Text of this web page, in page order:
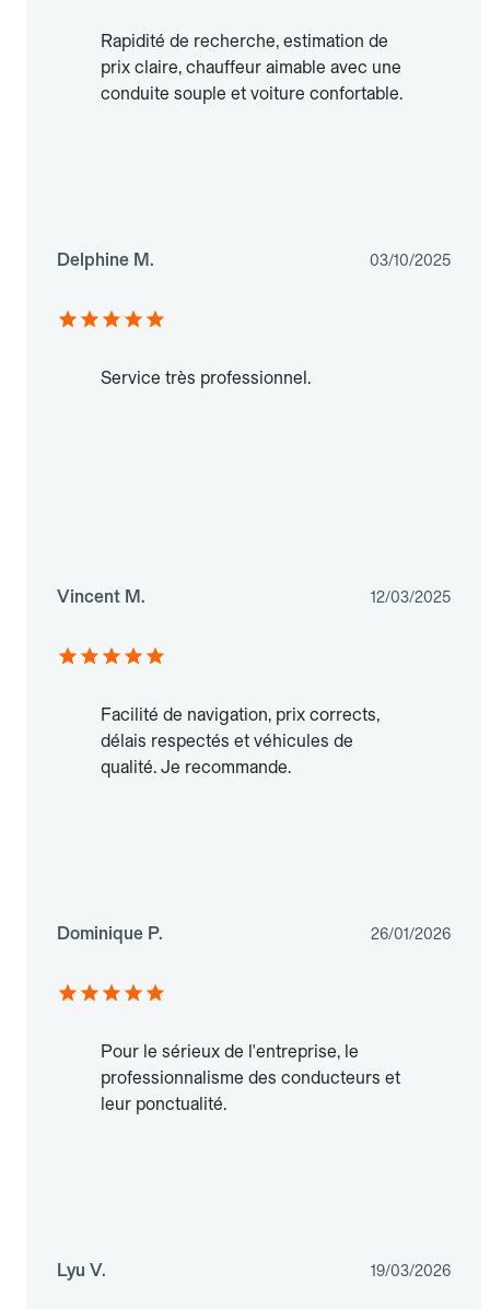
Rapidité de recherche, estimation de
prix claire, chauffeur aimable avec une
conduite souple et voiture confortable.
Delphine M. 03/10/2025
Service très professionnel.
Vincent M. 12/03/2025
Facilité de navigation, prix corrects,
délais respectés et véhicules de
qualité. Je recommande.
Dominique P. 26/01/2026
Pour le sérieux de l'entreprise, le
professionnalisme des conducteurs et
leur ponctualité.
Lyu V. 19/03/2026